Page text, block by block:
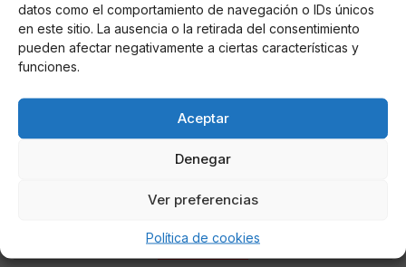
datos como el comportamiento de navegación o IDs únicos
en este sitio. La ausencia o la retirada del consentimiento
pueden afectar negativamente a ciertas características y
funciones.
Aceptar
Denegar
Ver preferencias
Política de cookies
Mejores Casinos Online con Bitcoin y
Criptomonedas en Argentina 2025
Mejores casinos online con
criptomonedas y Bitcoin en México 2025
Entretenimiento
Europea